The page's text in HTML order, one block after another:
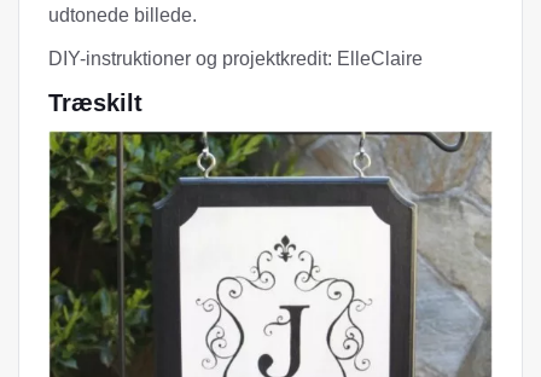
udtonede billede.
DIY-instruktioner og projektkredit: ElleClaire
Træskilt